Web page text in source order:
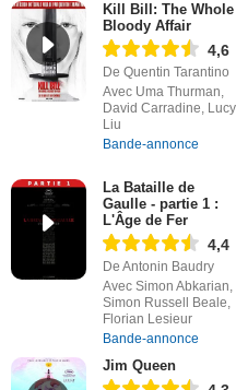
Kill Bill: The Whole
Bloody Affair
4,6
De Quentin Tarantino
Avec Uma Thurman,
David Carradine, Lucy
Liu
Bande-annonce
La Bataille de
Gaulle - partie 1 :
L'Âge de Fer
4,4
De Antonin Baudry
Avec Simon Abkarian,
Simon Russell Beale,
Florian Lesieur
Bande-annonce
Jim Queen